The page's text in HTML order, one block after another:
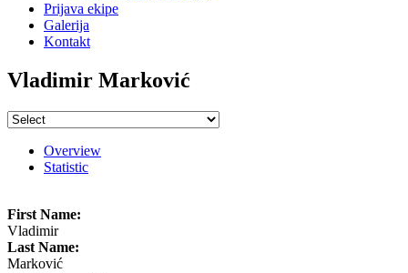
Prijava ekipe
Galerija
Kontakt
Vladimir Marković
Overview
Statistic
First Name:
Vladimir
Last Name:
Marković